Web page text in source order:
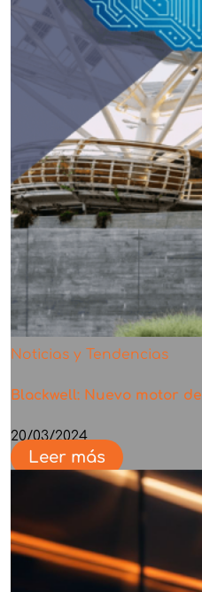
Noticias y Tendencias
Blackwell: Nuevo motor
20/03/2024
Leer más